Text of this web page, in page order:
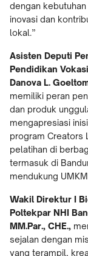
dengan
inovasi dan
lokal.”
Asisten Deputi
Pendidikan
Danova L.
memiliki peran
dan produk
mengapresiasi
program Creators
pelatihan di
termasuk di
mendukung
Wakil Direktur I
Poltekpar NHI
MM.Par., CHE.,
sejalan dengan
yang terampil,